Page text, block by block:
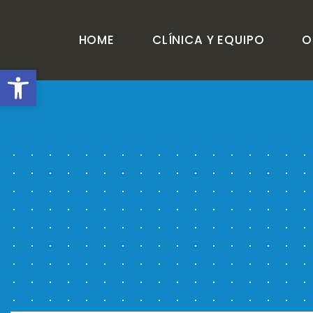
Abrir barra de
HOME CLÍNICA Y EQUIPO